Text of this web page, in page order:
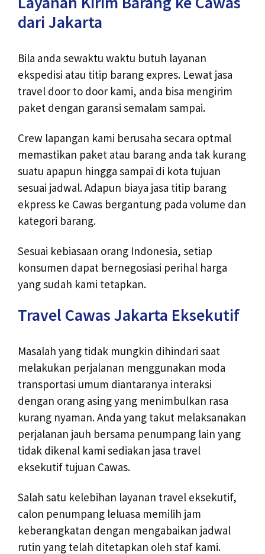
dari Jakarta
Bila anda sewaktu waktu butuh layanan
ekspedisi atau titip barang expres. Lewat jasa
travel door to door kami, anda bisa mengirim
paket dengan garansi semalam sampai.
Crew lapangan kami berusaha secara optmal
memastikan paket atau barang anda tak kurang
suatu apapun hingga sampai di kota tujuan
sesuai jadwal. Adapun biaya jasa titip barang
ekpress ke Cawas bergantung pada volume dan
kategori barang.
Sesuai kebiasaan orang Indonesia, setiap
konsumen dapat bernegosiasi perihal harga
yang sudah kami tetapkan.
Travel Cawas Jakarta Eksekutif
Masalah yang tidak mungkin dihindari saat
melakukan perjalanan menggunakan moda
transportasi umum diantaranya interaksi
dengan orang asing yang menimbulkan rasa
kurang nyaman. Anda yang takut melaksanakan
perjalanan jauh bersama penumpang lain yang
tidak dikenal kami sediakan jasa travel
eksekutif tujuan Cawas.
Salah satu kelebihan layanan travel eksekutif,
calon penumpang leluasa memilih jam
keberangkatan dengan mengabaikan jadwal
rutin yang telah ditetapkan oleh staf kami.